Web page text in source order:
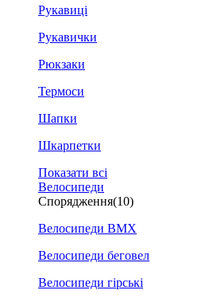
Рукавиці
Рукавички
Рюкзаки
Термоси
Шапки
Шкарпетки
Показати всі
Велосипеди
Спорядження(10)
Велосипеди BMX
Велосипеди беговел
Велосипеди гірські